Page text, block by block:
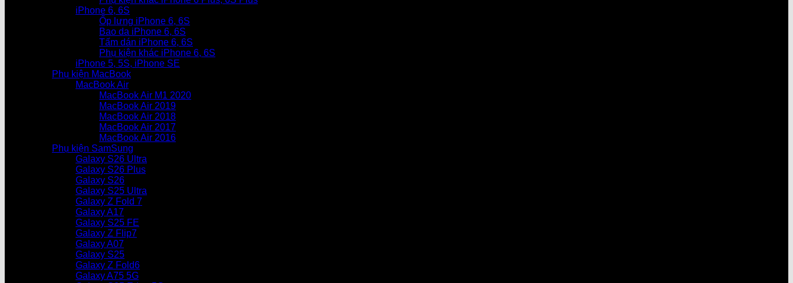
iPhone 6, 6S
Ốp lưng iPhone 6, 6S
Bao da iPhone 6, 6S
Tấm dán iPhone 6, 6S
Phụ kiện khác iPhone 6, 6S
iPhone 5, 5S, iPhone SE
Phụ kiện MacBook
MacBook Air
MacBook Air M1 2020
MacBook Air 2019
MacBook Air 2018
MacBook Air 2017
MacBook Air 2016
Phụ kiện SamSung
Galaxy S26 Ultra
Galaxy S26 Plus
Galaxy S26
Galaxy S25 Ultra
Galaxy Z Fold 7
Galaxy A17
Galaxy S25 FE
Galaxy Z Flip7
Galaxy A07
Galaxy S25
Galaxy Z Fold6
Galaxy A75 5G